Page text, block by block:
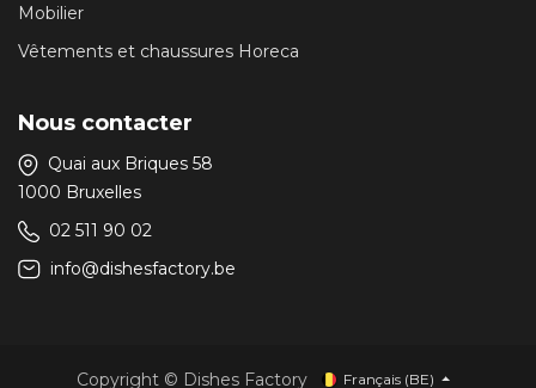
Mobilier
Vêtements et chaussures Horeca
Nous contacter
Quai aux Briques 58
1000 Bruxelles
02 511 90 02
info@dishesfactory.be
Copyright © Dishes Factory Français (BE)